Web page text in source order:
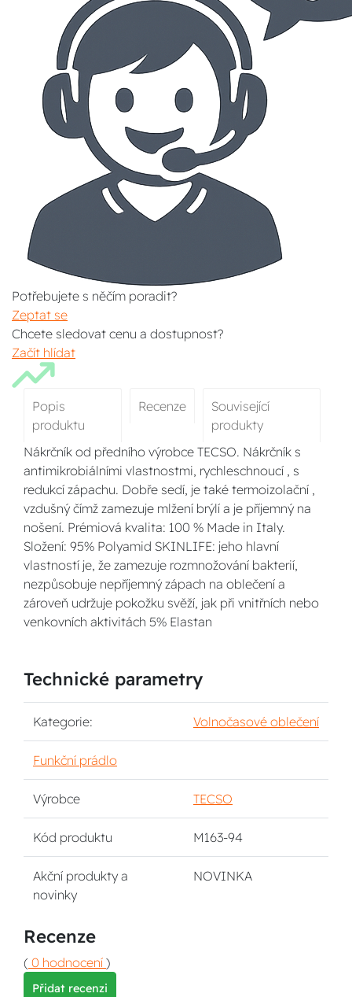
Potřebujete s něčím poradit?
Zeptat se
Chcete sledovat cenu a dostupnost?
Začít hlídat
Popis
produktu
Recenze
Související
produkty
Nákrčník od předního výrobce TECSO. Nákrčník s
antimikrobiálními vlastnostmi, rychleschnoucí , s
redukcí zápachu. Dobře sedí, je také termoizolační ,
vzdušný čímž zamezuje mlžení brýlí a je příjemný na
nošení. Prémiová kvalita: 100 % Made in Italy.
Složení: 95% Polyamid SKINLIFE: jeho hlavní
vlastností je, že zamezuje rozmnožování bakterií,
nezpůsobuje nepříjemný zápach na oblečení a
zároveň udržuje pokožku svěží, jak při vnitřních nebo
venkovních aktivitách 5% Elastan
Technické parametry
Kategorie: Volnočasové oblečení
Funkční prádlo
Výrobce TECSO
Kód produktu M163-94
Akční produkty a
novinky
NOVINKA
Recenze
( 0 hodnocení )
Přidat recenzi